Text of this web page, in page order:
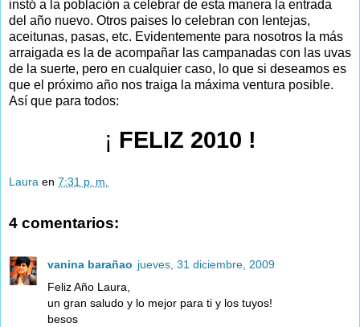
instó a la población a celebrar de esta manera la entrada
del año nuevo. Otros paises lo celebran con lentejas,
aceitunas, pasas, etc. Evidentemente para nosotros la más
arraigada es la de acompañar las campanadas con las uvas
de la suerte, pero en cualquier caso, lo que si deseamos es
que el próximo año nos traiga la máxima ventura posible.
Así que para todos:
¡ FELIZ 2010 !
Laura en 7:31 p. m.
4 comentarios:
vanina barañao jueves, 31 diciembre, 2009
Feliz Año Laura,
un gran saludo y lo mejor para ti y los tuyos!
besos